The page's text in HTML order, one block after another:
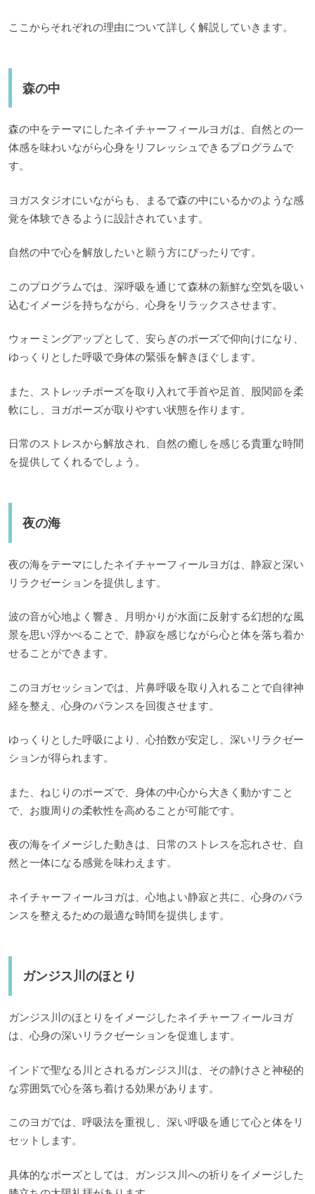
ここからそれぞれの理由について詳しく解説していきます。
森の中
森の中をテーマにしたネイチャーフィールヨガは、自然との一
体感を味わいながら心身をリフレッシュできるプログラムで
す。
ヨガスタジオにいながらも、まるで森の中にいるかのような感
覚を体験できるように設計されています。
自然の中で心を解放したいと願う方にぴったりです。
このプログラムでは、深呼吸を通じて森林の新鮮な空気を吸い
込むイメージを持ちながら、心身をリラックスさせます。
ウォーミングアップとして、安らぎのポーズで仰向けになり、
ゆっくりとした呼吸で身体の緊張を解きほぐします。
また、ストレッチポーズを取り入れて手首や足首、股関節を柔
軟にし、ヨガポーズが取りやすい状態を作ります。
日常のストレスから解放され、自然の癒しを感じる貴重な時間
を提供してくれるでしょう。
夜の海
夜の海をテーマにしたネイチャーフィールヨガは、静寂と深い
リラクゼーションを提供します。
波の音が心地よく響き、月明かりが水面に反射する幻想的な風
景を思い浮かべることで、静寂を感じながら心と体を落ち着か
せることができます。
このヨガセッションでは、片鼻呼吸を取り入れることで自律神
経を整え、心身のバランスを回復させます。
ゆっくりとした呼吸により、心拍数が安定し、深いリラクゼー
ションが得られます。
また、ねじりのポーズで、身体の中心から大きく動かすこと
で、お腹周りの柔軟性を高めることが可能です。
夜の海をイメージした動きは、日常のストレスを忘れさせ、自
然と一体になる感覚を味わえます。
ネイチャーフィールヨガは、心地よい静寂と共に、心身のバラ
ンスを整えるための最適な時間を提供します。
ガンジス川のほとり
ガンジス川のほとりをイメージしたネイチャーフィールヨガ
は、心身の深いリラクゼーションを促進します。
インドで聖なる川とされるガンジス川は、その静けさと神秘的
な雰囲気で心を落ち着ける効果があります。
このヨガでは、呼吸法を重視し、深い呼吸を通じて心と体をリ
セットします。
具体的なポーズとしては、ガンジス川への祈りをイメージした